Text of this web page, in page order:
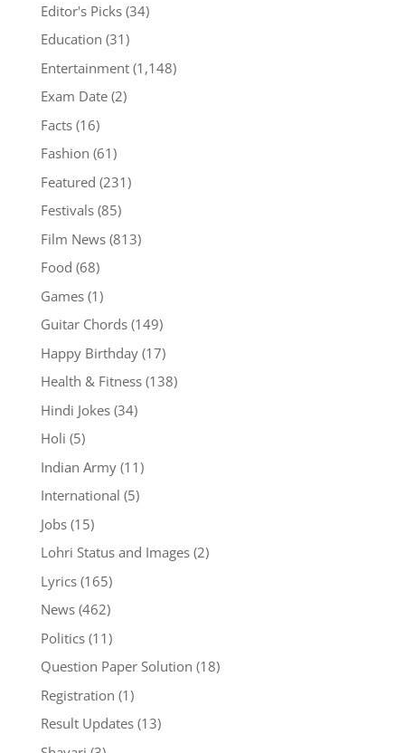
Editor's Picks(34)
Education (31)
Entertainment(1,148)
Exam Date(2)
Facts(16)
Fashion (61)
Featured (231)
Festivals(85)
Film News(813)
Food (68)
Games(1)
Guitar Chords(149)
Happy Birthday(17)
Health & Fitness(138)
Hindi Jokes(34)
Holi (5)
Indian Army(11)
International (5)
Jobs(15)
Lohri Status and Images(2)
Lyrics(165)
News(462)
Politics(11)
Question Paper Solution (18)
Registration (1)
Result Updates(13)